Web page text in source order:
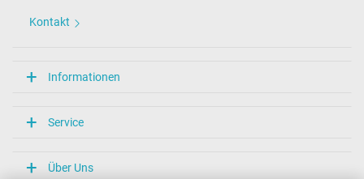
Kontakt
Informationen
Service
Über Uns